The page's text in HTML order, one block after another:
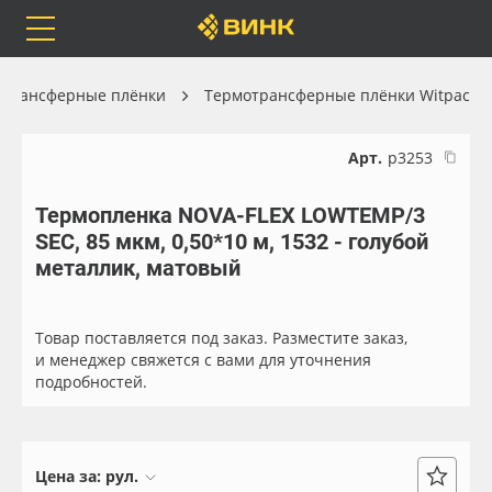
Каталог
Orafol
Бренды
Доставка
Весь каталог
Рулонные материалы
Самоклеящиеся плёнки
Листовые материалы
плёнки Термотрансферные плёнки Witpac
Арт. р3253
Термопленка NOVA-FLEX LOWTEMP/3
SEC, 85 мкм, 0,50*10 м, 1532 - голубой
металлик, матовый
Товар поставляется под заказ. Разместите заказ,
и менеджер свяжется с вами для уточнения
подробностей.
Цена за: рул.